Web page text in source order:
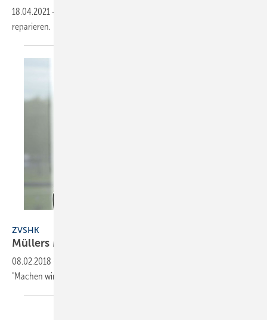
18.04.2021 -
reparieren.
ZVSHK
Müllers Meinung
08.02.2018
"Machen wir das Beste